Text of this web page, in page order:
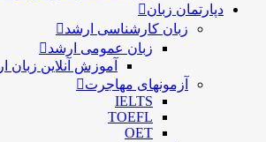
دپارتمان زبان
زبان کارشناسی ارشد
زبان عمومی ارشد
آموزش آنلاین زبان
آزمونهای مهاجرت
IELTS
TOEFL
OET